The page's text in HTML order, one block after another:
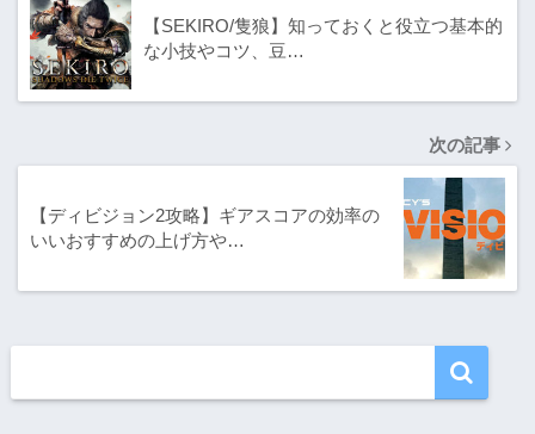
【SEKIRO/隻狼】知っておくと役立つ基本的
な小技やコツ、豆…
次の記事
【ディビジョン2攻略】ギアスコアの効率の
いいおすすめの上げ方や…